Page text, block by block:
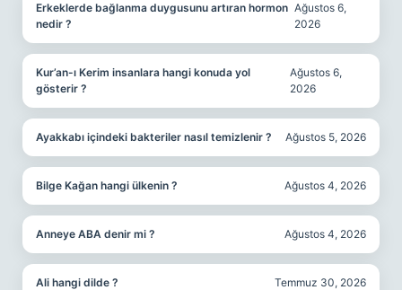
Erkeklerde bağlanma duygusunu artıran hormon
nedir ?
Ağustos 6,
2026
Kur’an-ı Kerim insanlara hangi konuda yol
gösterir ?
Ağustos 6,
2026
Ayakkabı içindeki bakteriler nasıl temizlenir ? Ağustos 5, 2026
Bilge Kağan hangi ülkenin ? Ağustos 4, 2026
Anneye ABA denir mi ? Ağustos 4, 2026
Ali hangi dilde ? Temmuz 30, 2026